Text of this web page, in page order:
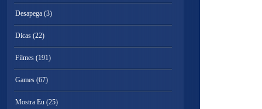
Desapega (3)
Dicas (22)
Filmes (191)
Games (67)
Mostra Eu (25)